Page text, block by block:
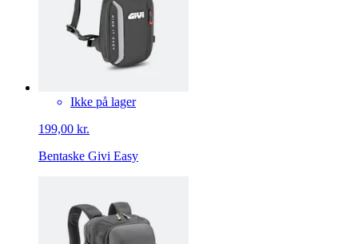
Ikke på lager
199,00 kr.
Bentaske Givi Easy